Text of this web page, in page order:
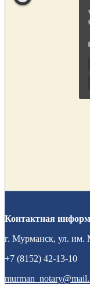
Контактная
г. Мурманск, ул.
+7 (8152) 42-13-10